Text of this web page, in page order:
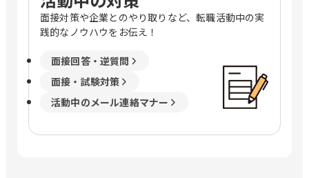
面接対策や企業とのやり取りなど、転職活動中の実
践的なノウハウをお伝え！
面接回答・逆質問
面接・試験対策
活動中のメール連絡マナー